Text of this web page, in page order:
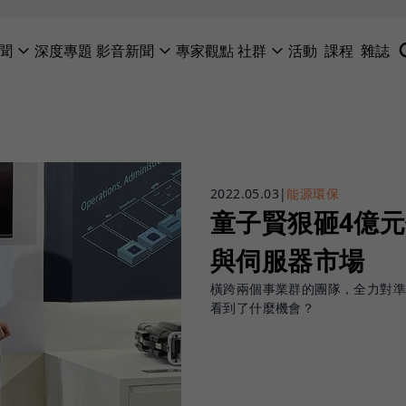
深度專題 影音新聞 專家觀點社群 活動 課程 雜誌
2022.05.03 |能源環保
童子賢狠砸4億
與伺服器市場
橫跨兩個事業群的團隊，全力對
看到了什麼機會？